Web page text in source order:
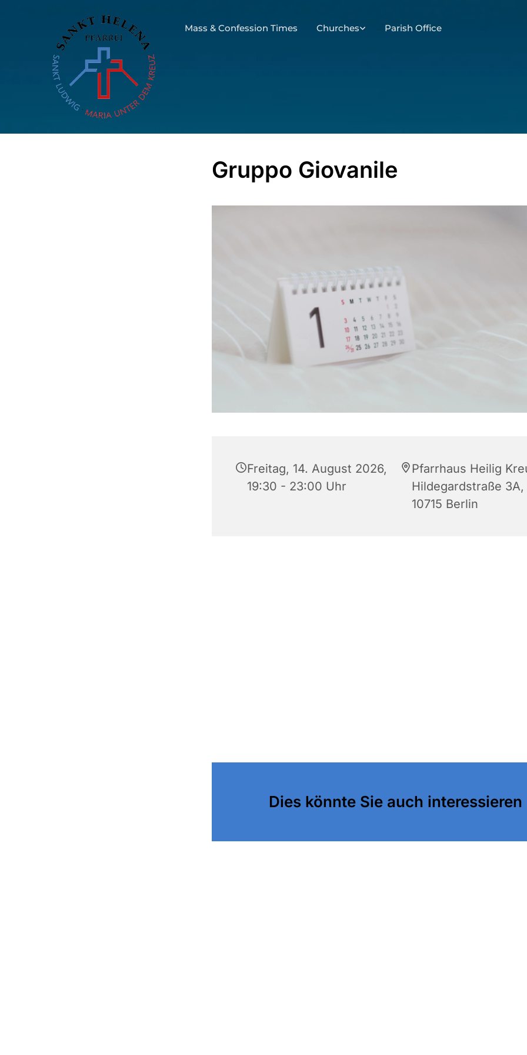
Mass & Confession Times Churches Parish Office
Gruppo Giovanile
Freitag, 14. August 2026,
19:30 - 23:00 Uhr
Pfarrhaus Heilig
Hildegardstraße 3A,
10715 Berlin
Dies könnte Sie auch interessieren